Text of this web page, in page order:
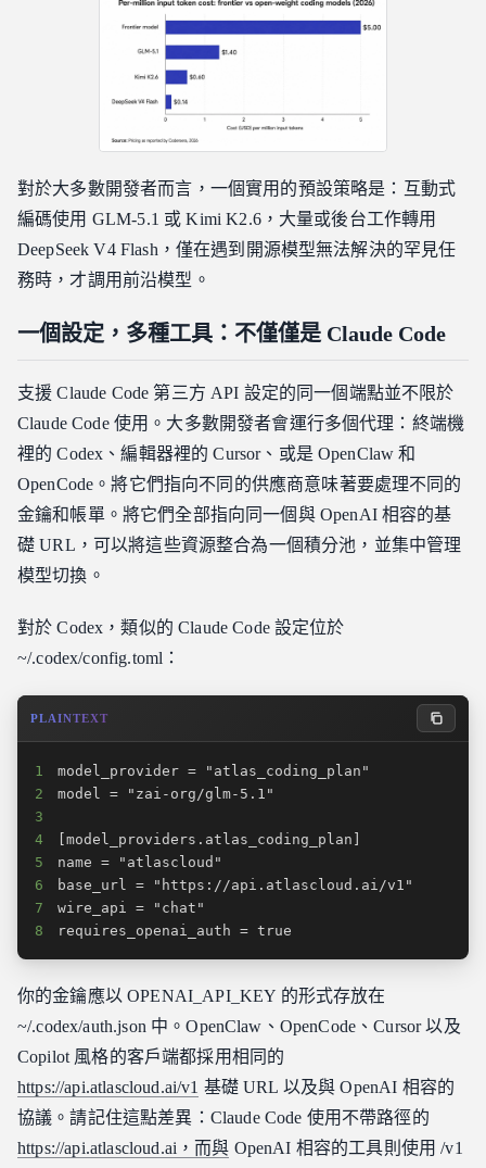
對於大多數開發者而言，一個實用的預設策略是：互動式
編碼使用 GLM-5.1 或 Kimi K2.6，大量或後台工作轉用
DeepSeek V4 Flash，僅在遇到開源模型無法解決的罕見任
務時，才調用前沿模型。
一個設定，多種工具：不僅僅是 Claude Code
支援 Claude Code 第三方 API 設定的同一個端點並不限於
Claude Code 使用。大多數開發者會運行多個代理：終端機
裡的 Codex、編輯器裡的 Cursor、或是 OpenClaw 和
OpenCode。將它們指向不同的供應商意味著要處理不同的
金鑰和帳單。將它們全部指向同一個與 OpenAI 相容的基
礎 URL，可以將這些資源整合為一個積分池，並集中管理
模型切換。
對於 Codex，類似的 Claude Code 設定位於
~/.codex/config.toml：
PLAINTEXT
1
2
3
4
5
6
7
8
requires_openai_auth = true
你的金鑰應以 OPENAI_API_KEY 的形式存放在
~/.codex/auth.json 中。OpenClaw、OpenCode、Cursor 以及
Copilot 風格的客戶端都採用相同的
https://api.atlascloud.ai/v1 基礎 URL 以及與 OpenAI 相容的
協議。請記住這點差異：Claude Code 使用不帶路徑的
https://api.atlascloud.ai，而與 OpenAI 相容的工具則使用 /v1